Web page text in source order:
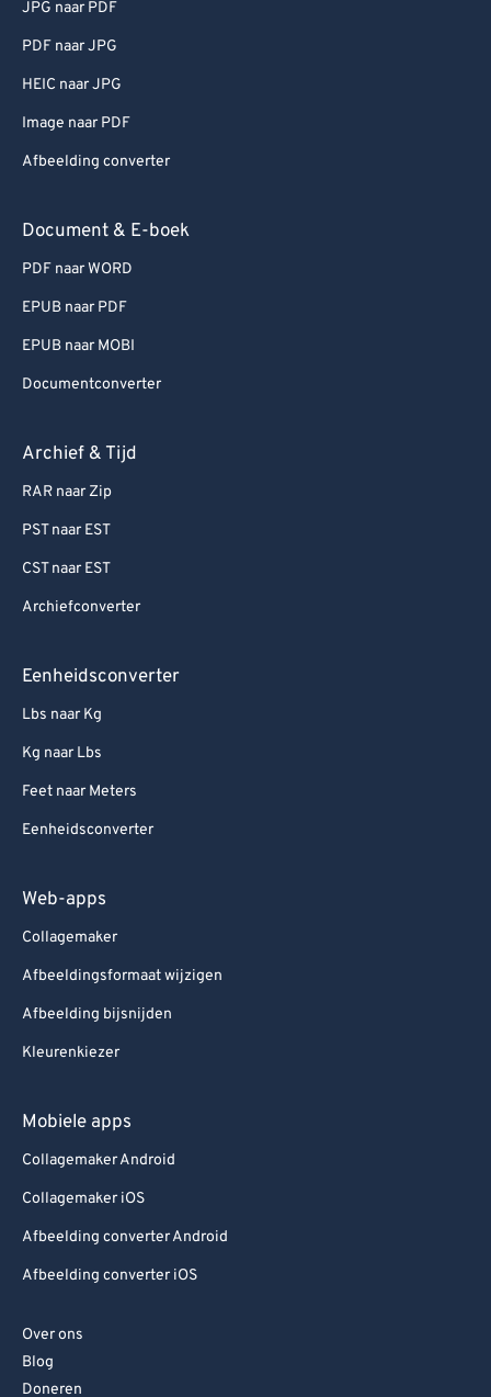
JPG naar PDF
PDF naar JPG
HEIC naar JPG
Image naar PDF
Afbeelding converter
Document & E-boek
PDF naar WORD
EPUB naar PDF
EPUB naar MOBI
Documentconverter
Archief & Tijd
RAR naar Zip
PST naar EST
CST naar EST
Archiefconverter
Eenheidsconverter
Lbs naar Kg
Kg naar Lbs
Feet naar Meters
Eenheidsconverter
Web-apps
Collagemaker
Afbeeldingsformaat wijzigen
Afbeelding bijsnijden
Kleurenkiezer
Mobiele apps
Collagemaker Android
Collagemaker iOS
Afbeelding converter Android
Afbeelding converter iOS
Over ons
Blog
Doneren